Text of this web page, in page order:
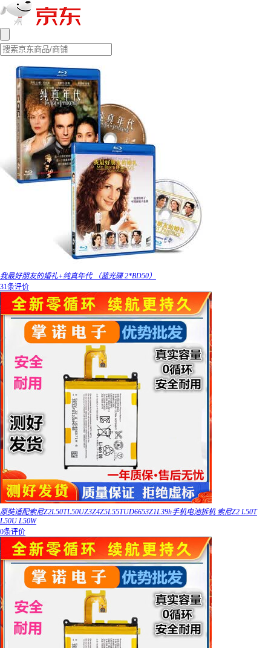
我最好朋友的婚礼+纯真年代 （蓝光碟 2*BD50）
31条评价
原奘适配索尼Z2L50TL50UZ3Z4Z5L55TUD6653Z1L39h手机电池拆机 索尼Z2 L50T
L50U L50W
0条评价